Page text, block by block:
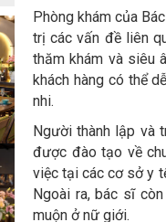
Phòng khám của
trị các vấn đề liên
thăm khám và siêu
khách hàng có thể
nhi.
Người thành lập và
được đào tạo về
việc tại các cơ sở y
Ngoài ra, bác sĩ
muộn ở nữ giới.